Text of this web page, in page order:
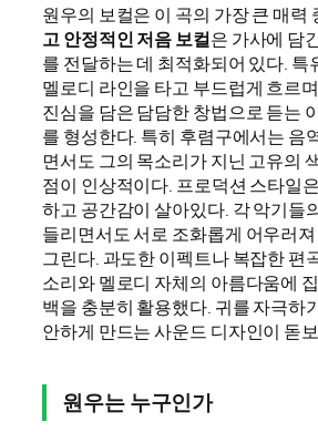
원우의 보컬은 이 곡의 가장 큰 매력
고 안정적인 저음 보컬은 가사에 담
를 전달하는 데 최적화되어 있다. 특
멜로디 라인을 타고 부드럽게 흐르
진심을 담은 담담한 창법으로 듣는
를 형성한다. 특히 후렴구에서는 음
면서도 그의 목소리가 지닌 고유의
점이 인상적이다. 프로덕션 스타일
하고 공간감이 살아있다. 각 악기들
들리면서도 서로 조화롭게 어우러
그린다. 과도한 이펙트나 복잡한 편
소리와 멜로디 자체의 아름다움에
백을 충분히 활용했다. 귀를 자극하
안하게 만드는 사운드 디자인이 돋
원우는 누구인가